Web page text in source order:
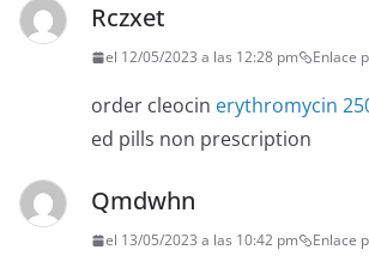
Rczxet
el 12/05/2023 a las 12:28 pm Enlace
order cleocin erythromycin
ed pills non prescription
Qmdwhn
el 13/05/2023 a las 10:42 pm Enlace